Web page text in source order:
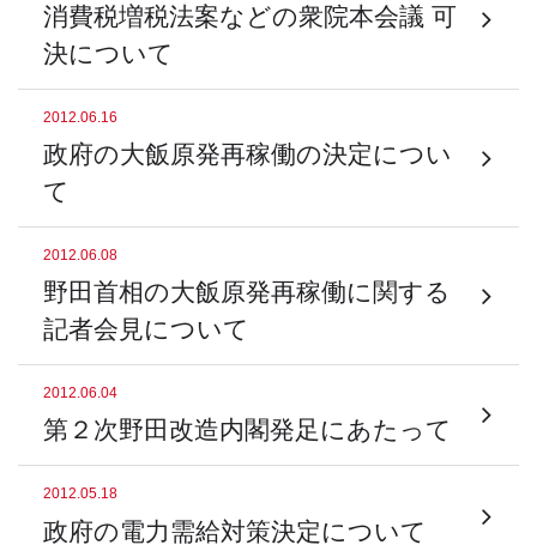
消費税増税法案などの衆院本会議 可
決について
2012.06.16
政府の大飯原発再稼働の決定につい
て
2012.06.08
野田首相の大飯原発再稼働に関する
記者会見について
2012.06.04
第２次野田改造内閣発足にあたって
2012.05.18
政府の電力需給対策決定について